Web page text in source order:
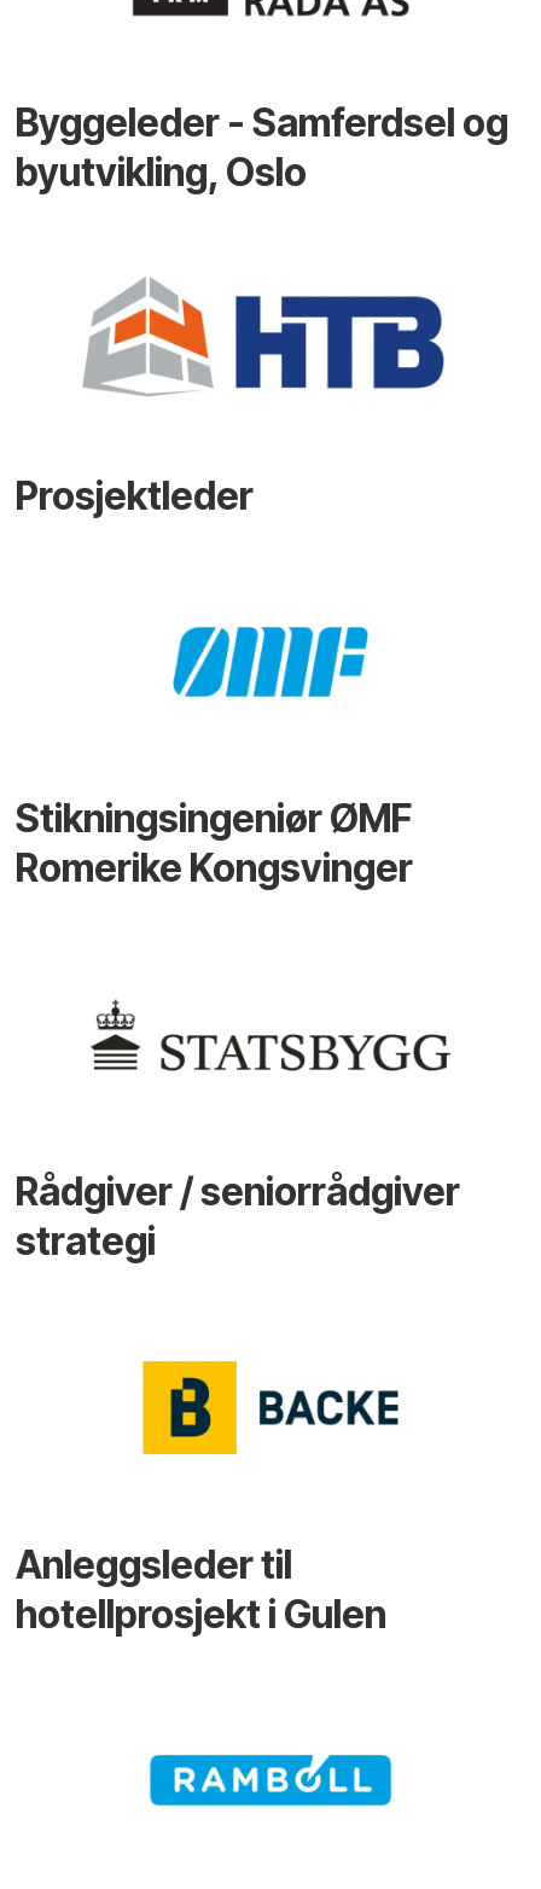
Byggeleder - Samferdsel og
byutvikling, Oslo
Prosjektleder
Stikningsingeniør ØMF
Romerike Kongsvinger
Rådgiver / seniorrådgiver
strategi
Anleggsleder til
hotellprosjekt i Gulen